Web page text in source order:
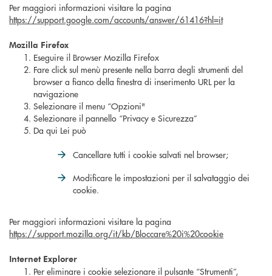
Per maggiori informazioni visitare la pagina
https://support.google.com/accounts/answer/61416?hl=it
Mozilla Firefox
Eseguire il Browser Mozilla Firefox
Fare click sul menù presente nella barra degli strumenti del
browser a fianco della finestra di inserimento URL per la
navigazione
Selezionare il menu “Opzioni"
Selezionare il pannello “Privacy e Sicurezza”
Da qui Lei può
Cancellare tutti i cookie salvati nel browser;
Modificare le impostazioni per il salvataggio dei
cookie.
Per maggiori informazioni visitare la pagina
https://support.mozilla.org/it/kb/Bloccare%20i%20cookie
Internet Explorer
Per eliminare i cookie selezionare il pulsante “Strumenti”,